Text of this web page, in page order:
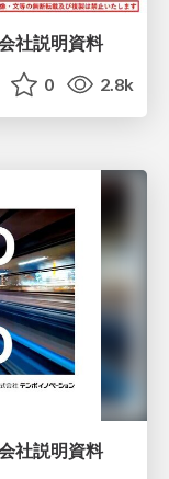
社説明資料
0 2.8k
社説明資料